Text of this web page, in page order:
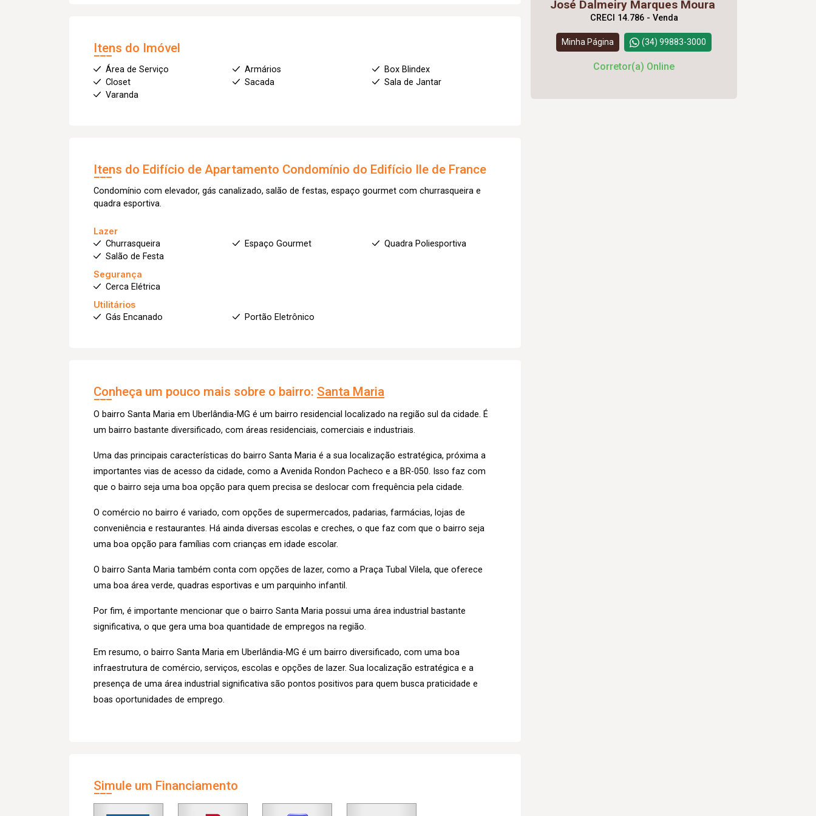
Itens do Imóvel
Área de Serviço Armários
Box Blindex
Closet
Sacada
Sala de Jantar
Varanda
Itens do Edifício de Apartamento Condomínio do Edifício Ile de France
Condomínio com elevador, gás canalizado, salão de festas, espaço gourmet com churrasqueira e
quadra esportiva.
Lazer
Churrasqueira
Espaço Gourmet
Quadra Poliesportiva
Salão de Festa
Segurança
Cerca Elétrica
Utilitários
Gás Encanado
Portão Eletrônico
Conheça um pouco mais sobre o bairro: Santa Maria
O bairro Santa Maria em Uberlândia-MG é um bairro residencial localizado na região sul da cidade. É
um bairro bastante diversificado, com áreas residenciais, comerciais e industriais.
Uma das principais características do bairro Santa Maria é a sua localização estratégica, próxima a
importantes vias de acesso da cidade, como a Avenida Rondon Pacheco e a BR-050. Isso faz com
que o bairro seja uma boa opção para quem precisa se deslocar com frequência pela cidade.
O comércio no bairro é variado, com opções de supermercados, padarias, farmácias, lojas de
conveniência e restaurantes. Há ainda diversas escolas e creches, o que faz com que o bairro seja
uma boa opção para famílias com crianças em idade escolar.
O bairro Santa Maria também conta com opções de lazer, como a Praça Tubal Vilela, que oferece
uma boa área verde, quadras esportivas e um parquinho infantil.
Por fim, é importante mencionar que o bairro Santa Maria possui uma área industrial bastante
significativa, o que gera uma boa quantidade de empregos na região.
Em resumo, o bairro Santa Maria em Uberlândia-MG é um bairro diversificado, com uma boa
infraestrutura de comércio, serviços, escolas e opções de lazer. Sua localização estratégica e a
presença de uma área industrial significativa são pontos positivos para quem busca praticidade e
boas oportunidades de emprego.
Simule um Financiamento
José Dalmeiry Marques Moura
CRECI 14.786 - Venda
Minha Página (34) 99883-3000
Corretor(a) Online